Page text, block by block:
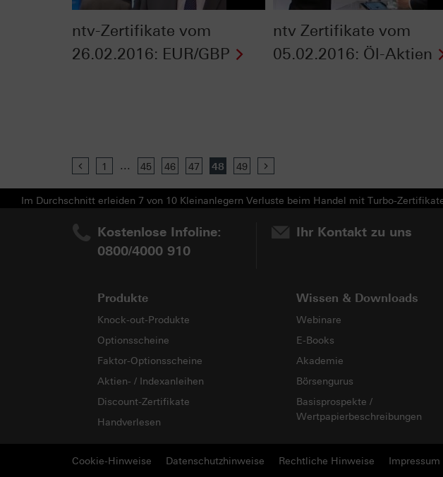
ntv-Zertifikate vom
26.02.2016: EUR/GBP
ntv Zertifikate vom
05.02.2016: Öl-Aktien
Previous
1 ... 45 46 47 48 49
Im Durchschnitt erleiden 7 von 10 Kleinanlegern Verluste beim Handel mit Turbo-
Kostenlose Infoline:
0800/4000 910
Ihr Kontakt zu uns
Produkte
Knock-out-Produkte
Optionsscheine
Faktor-Optionsscheine
Aktien- / Indexanleihen
Discount-Zertifikate
Handverlesen
Wissen & Downloads
Webinare
E-Books
Akademie
Börsengurus
Basisprospekte /
Wertpapierbeschreibungen
Cookie-Hinweise Datenschutzhinweise Rechtliche Hinweise Impressum